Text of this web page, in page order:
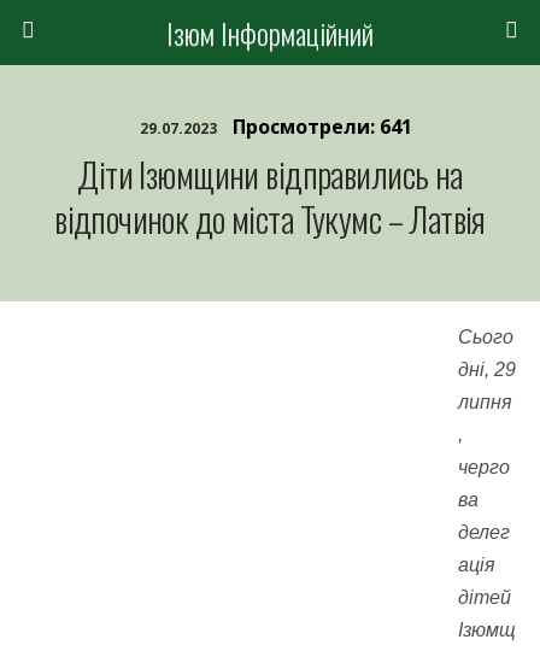
Ізюм Інформаційний
29.07.2023 Просмотрели: 641
Діти Ізюмщини відправились на
відпочинок до міста Тукумс – Латвія
Сього
дні, 29
липня
,
черго
ва
делег
ація
дітей
Ізюмщ